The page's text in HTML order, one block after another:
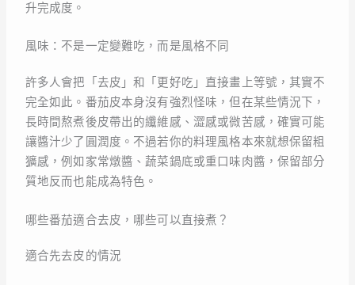
升完成度。
風味：不是一定變難吃，而是風格不同
許多人會把「去皮」和「更好吃」直接畫上等號，其實不
完全如此。番茄皮本身沒有強烈怪味，但在某些情況下，
長時間熬煮後皮帶出的纖維感、澀感或微苦感，確實可能
讓醬汁少了圓潤度。不過若你的料理風格本來就想保留粗
獷感，例如家常燉醬、蔬菜鍋底或重口味肉醬，保留部分
質地反而也能成為特色。
哪些番茄適合去皮，哪些可以直接煮？
適合先去皮的情況